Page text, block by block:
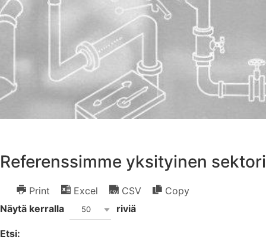
Referenssimme yksityinen sektori
Print Excel CSV
Copy
Näytä kerralla
50 riviä
Etsi: